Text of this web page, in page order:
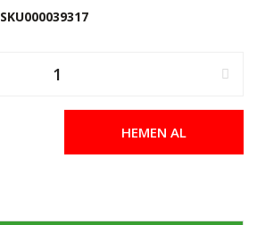
SKU000039317
HEMEN AL